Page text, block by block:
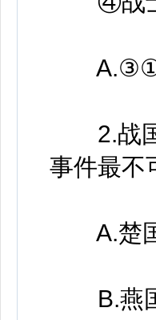
2.战国
事件最不
A.楚国
B.燕国